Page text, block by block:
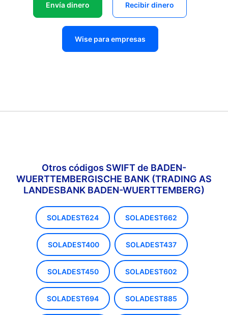
Envía dinero Recibir dinero
Wise para empresas
Otros códigos SWIFT de BADEN-
WUERTTEMBERGISCHE BANK (TRADING AS
LANDESBANK BADEN-WUERTTEMBERG)
SOLADEST624 SOLADEST662
SOLADEST400 SOLADEST437
SOLADEST450 SOLADEST602
SOLADEST694 SOLADEST885